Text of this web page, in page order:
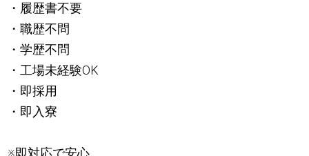
・履歴書不要
・職歴不問
・学歴不問
・工場未経験OK
・即採用
・即入寮
※即対応で安心